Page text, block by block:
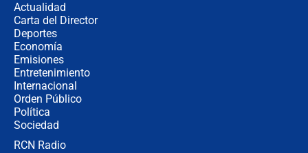
Actualidad
Carta del Director
Deportes
Economía
Emisiones
Entretenimiento
Internacional
Orden Público
Política
Sociedad
RCN Radio